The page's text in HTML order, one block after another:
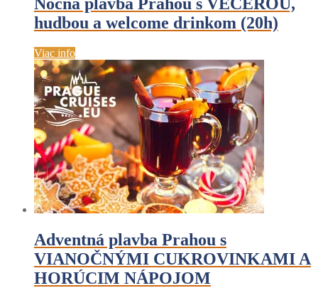
hudbou a welcome drinkom (20h)
Viac info
Adventná plavba Prahou s
VIANOČNÝMI CUKROVINKAMI A
HORÚCIM NÁPOJOM